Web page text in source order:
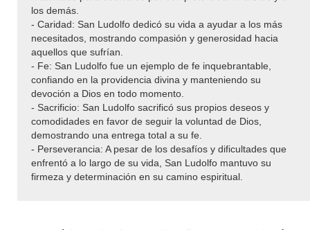
los demás.
- Caridad: San Ludolfo dedicó su vida a ayudar a los más
necesitados, mostrando compasión y generosidad hacia
aquellos que sufrían.
- Fe: San Ludolfo fue un ejemplo de fe inquebrantable,
confiando en la providencia divina y manteniendo su
devoción a Dios en todo momento.
- Sacrificio: San Ludolfo sacrificó sus propios deseos y
comodidades en favor de seguir la voluntad de Dios,
demostrando una entrega total a su fe.
- Perseverancia: A pesar de los desafíos y dificultades que
enfrentó a lo largo de su vida, San Ludolfo mantuvo su
firmeza y determinación en su camino espiritual.